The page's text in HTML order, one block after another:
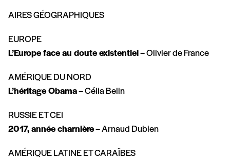
AIRES GÉOGRAPHIQUES
EUROPE
L’Europe face au doute existentiel– Olivier de France
AMÉRIQUE DU NORD
L’héritage Obama– Célia Belin
RUSSIE ET CEI
2017, année charnière– Arnaud Dubien
AMÉRIQUE LATINE ET CARAÏBES